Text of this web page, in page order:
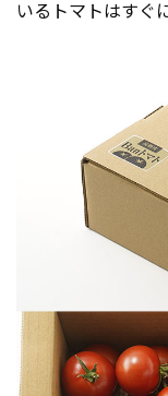
いるトマトはすぐ